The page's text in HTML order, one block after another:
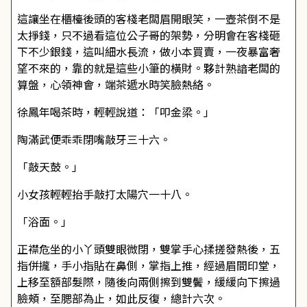
這讓坐在櫃檯後頭的客棧老闆眉開眼笑，一壺茶倒不是
太掙錢，只不過看這位公子哥的架勢，分明會在客棧砸
下不少銀錢，這叫細水長流，做小本買賣，一夜暴富奢
望不來的，靠的就是這些小筆的橫財。夥計熟諳老闆的
算盤，心領神會，端茶遞水時笑臉熱絡。
徐鳳年喝茶時，輕輕說道：「叩金梁。」
陶滿武便乖乖閉嘴敲牙三十六。
「敲天鼓。」
小女孩輕輕抬手敲打太陽穴一十八。
「浴面。」
正襟危坐的小丫頭雙眼微閉，雙掌手心揉搓發熱後，五
指併攏，手小指貼在鼻側，掌指上推，經過眉間印堂，
上移至額部髮際，隨後向兩側擦到雙鬢，緩緩向下擦過
臉頰，至腮部為止，如此反復，總計六次。